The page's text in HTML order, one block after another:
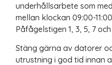
underhållsarbete som
mellan klockan 09:00-
Påfågelstigen 1, 3, 5, 7 och
Stäng gärna av datorer
utrustning i god tid innan